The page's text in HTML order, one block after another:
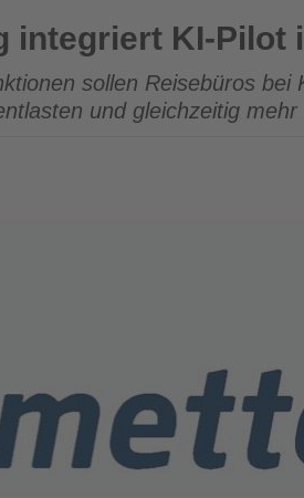
Pilot in den Reisebüroalltag
integriert KI-Pilot
sollen Reisebüros
und gleichzeitig